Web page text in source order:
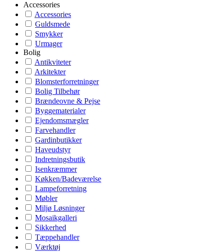
Accessories
Accessories
Guldsmede
Smykker
Urmager
Bolig
Antikviteter
Arkitekter
Blomsterforretninger
Bolig Tilbehør
Brændeovne & Pejse
Byggematerialer
Ejendomsmægler
Farvehandler
Gardinbutikker
Haveudstyr
Indretningsbutik
Isenkræmmer
Køkken/Badeværelse
Lampeforretning
Møbler
Miljø Løsninger
Mosaikgalleri
Sikkerhed
Tæppehandler
Værktøj